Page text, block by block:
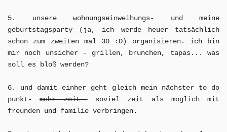
5. unsere wohnungseinweihungs- und meine
geburtstagsparty (ja, ich werde heuer tatsächlich
schon zum zweiten mal 30 :D) organisieren. ich bin
mir noch unsicher - grillen, brunchen, tapas... was
soll es bloß werden?
6. und damit einher geht gleich mein nächster to do
punkt-mehr zeitsoviel zeit als möglich mit
freunden und familie verbringen.